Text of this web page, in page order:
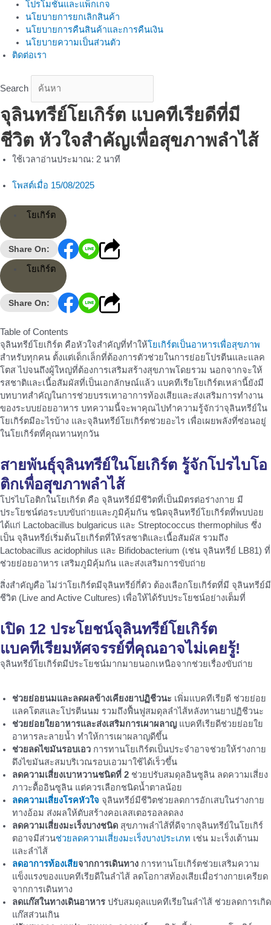
โปรโมชั่นและแพ็กเกจ
นโยบายการยกเลิกสินค้า
นโยบายการคืนสินค้าและการคืนเงิน
นโยบายความเป็นส่วนตัว
ติดต่อเรา
Search
จุลินทรีย์โยเกิร์ต แบคทีเรียดีที่มี
ชีวิต หัวใจสำคัญเพื่อสุขภาพลำไส้
ใช้เวลาอ่านประมาณ: 2 นาที
โพสต์เมื่อ 15/08/2025
โยเกิร์ต
Share On:
โยเกิร์ต
Share On:
Table of Contents
จุลินทรีย์โยเกิร์ต คือหัวใจสำคัญที่ทำให้โยเกิร์ตเป็นอาหารเพื่อสุขภาพ
สำหรับทุกคน ตั้งแต่เด็กเล็กที่ต้องการตัวช่วยในการย่อยโปรตีนและแลค
โตส ไปจนถึงผู้ใหญ่ที่ต้องการเสริมสร้างสุขภาพโดยรวม นอกจากจะให้
รสชาติและเนื้อสัมผัสที่เป็นเอกลักษณ์แล้ว แบคทีเรียโยเกิร์ตเหล่านี้ยังมี
บทบาทสำคัญในการช่วยบรรเทาอาการท้องเสียและส่งเสริมการทำงาน
ของระบบย่อยอาหาร บทความนี้จะพาคุณไปทำความรู้จักว่าจุลินทรีย์ใน
โยเกิร์ตมีอะไรบ้าง และจุลินทรีย์โยเกิร์ตช่วยอะไร เพื่อเผยพลังที่ซ่อนอยู่
ในโยเกิร์ตที่คุณทานทุกวัน
สายพันธุ์จุลินทรีย์ในโยเกิร์ต รู้จักโปรไบโอ
ติกเพื่อสุขภาพลำไส้
โปรไบโอติกในโยเกิร์ต คือ จุลินทรีย์มีชีวิตที่เป็นมิตรต่อร่างกาย มี
ประโยชน์ต่อระบบขับถ่ายและภูมิคุ้มกัน ชนิดจุลินทรีย์โยเกิร์ตที่พบบ่อย
ได้แก่ Lactobacillus bulgaricus และ Streptococcus thermophilus ซึ่ง
เป็น จุลินทรีย์เริ่มต้นโยเกิร์ตที่ให้รสชาติและเนื้อสัมผัส รวมถึง
Lactobacillus acidophilus และ Bifidobacterium (เช่น จุลินทรีย์ LB81) ที่
ช่วยย่อยอาหาร เสริมภูมิคุ้มกัน และส่งเสริมการขับถ่าย
สิ่งสำคัญคือ ไม่ว่าโยเกิร์ตมีจุลินทรีย์กี่ตัว ต้องเลือกโยเกิร์ตที่มี จุลินทรีย์มี
ชีวิต (Live and Active Cultures) เพื่อให้ได้รับประโยชน์อย่างเต็มที่
เปิด 12 ประโยชน์จุลินทรีย์โยเกิร์ต
แบคทีเรียมหัศจรรย์ที่คุณอาจไม่เคยรู้!
จุลินทรีย์โยเกิร์ตมีประโยชน์มากมายนอกเหนือจากช่วยเรื่องขับถ่าย
ช่วยย่อยนมและลดผลข้างเคียงยาปฏิชีวนะ เพิ่มแบคทีเรียดี ช่วยย่อย
แลคโตสและโปรตีนนม รวมถึงฟื้นฟูสมดุลลำไส้หลังทานยาปฏิชีวนะ
ช่วยย่อยใยอาหารและส่งเสริมการเผาผลาญ แบคทีเรียดีช่วยย่อยใย
อาหารละลายน้ำ ทำให้การเผาผลาญดีขึ้น
ช่วยลดไขมันรอบเอว การทานโยเกิร์ตเป็นประจำอาจช่วยให้ร่างกาย
ดึงไขมันสะสมบริเวณรอบเอวมาใช้ได้เร็วขึ้น
ลดความเสี่ยงเบาหวานชนิดที่ 2 ช่วยปรับสมดุลอินซูลิน ลดความเสี่ยง
ภาวะดื้ออินซูลิน แต่ควรเลือกชนิดน้ำตาลน้อย
ลดความเสี่ยงโรคหัวใจ จุลินทรีย์มีชีวิตช่วยลดการอักเสบในร่างกาย
ทางอ้อม ส่งผลให้ตับสร้างคอเลสเตอรอลลดลง
ลดความเสี่ยงมะเร็งบางชนิด สุขภาพลำไส้ที่ดีจากจุลินทรีย์ในโยเกิร์
ตอาจมีส่วนช่วยลดความเสี่ยงมะเร็งบางประเภท เช่น มะเร็งเต้านม
และลำไส้
ลดอาการท้องเสียจากการเดินทาง การทานโยเกิร์ตช่วยเสริมความ
แข็งแรงของแบคทีเรียดีในลำไส้ ลดโอกาสท้องเสียเมื่อร่างกายเครียด
จากการเดินทาง
ลดแก๊สในทางเดินอาหาร ปรับสมดุลแบคทีเรียในลำไส้ ช่วยลดการเกิด
แก๊สส่วนเกิน